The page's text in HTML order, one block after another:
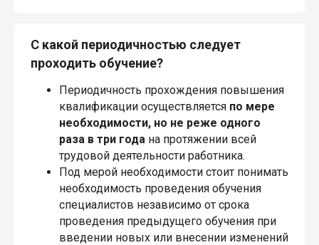
С какой периодичностью следует
проходить обучение?
Периодичность прохождения повышения
квалификации осуществляется по мере
необходимости, но не реже одного
раза в три года на протяжении всей
трудовой деятельности работника.
Под мерой необходимости стоит понимать
необходимость проведения обучения
специалистов независимо от срока
проведения предыдущего обучения при
введении новых или внесении изменений